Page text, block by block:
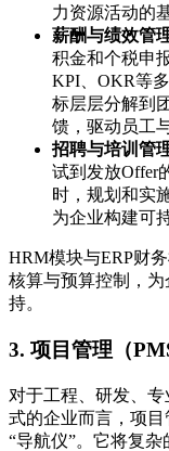
力资源活动的
薪酬与绩效管
积金和个税申
KPI、OKR等
标层层分解到
馈，驱动员工
招聘与培训管
试到发放Offer
时，规划和实
为企业构建可
HRM模块与ERP财
核算与预算控制，
持。
3. 项目管理（
对于工程、研发、
式的企业而言，项
“导航仪”。它将复